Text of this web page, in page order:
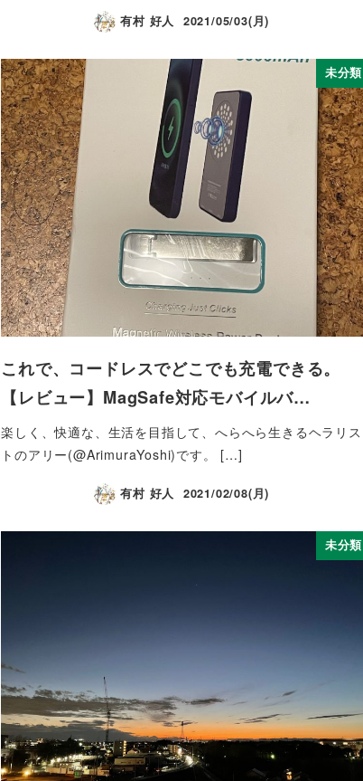
有村 好人 2021/05/03(月)
未分類
これで、コードレスでどこでも充電できる。
【レビュー】MagSafe対応モバイルバ…
楽しく、快適な、生活を目指して、へらへら生きるヘラリス
トのアリー(@ArimuraYoshi)です。 […]
有村 好人 2021/02/08(月)
未分類